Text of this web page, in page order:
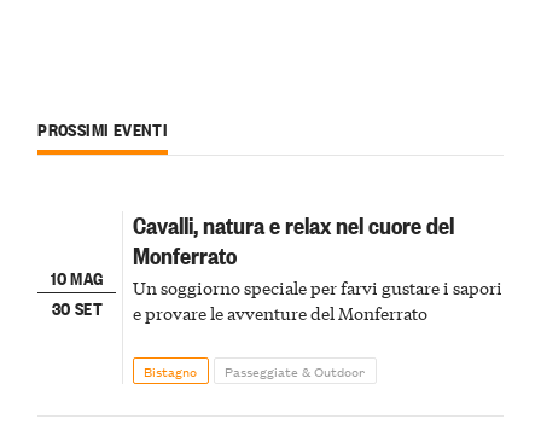
PROSSIMI EVENTI
10 MAG
30 SET
Cavalli, natura e relax nel cuore del
Monferrato
Un soggiorno speciale per farvi gustare i sapori
e provare le avventure del Monferrato
Bistagno Passeggiate & Outdoor